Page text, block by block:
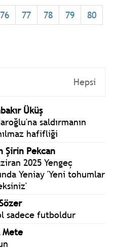
ve Demokrasi
TBMM Başkanı
76 77 78 79
80
Hepsi
Üküş
saldırmanın
hafifliği
Şirin Pekcan
2025 Yengeç
Yeniay 'Yeni tohumlar
sadece futboldur
Mete